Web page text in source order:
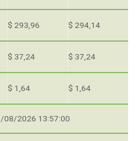
$ 293,96 $ 294,14
$ 37,24 $ 37,24
$ 1,64 $ 1,64
08/2026 13:57:00